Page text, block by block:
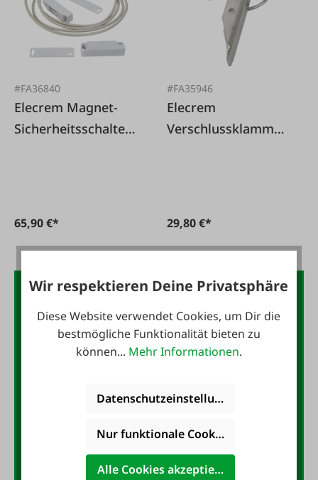
#FA36840
Elecrem Magnet-
Sicherheitsschalter
65,90 €*
#FA35946
Elecrem
Verschlussklammer
29,80 €*
Der FAIE-Newsletter:
10,- Gutschein
Jetzt für den FAIE-Newsletter
E-Mail-Adresse*
Wir respektieren Deine Privatsphäre
Diese Website verwendet Cookies, um Dir die
bestmögliche Funktionalität bieten zu
können... Mehr Informationen.
Datenschutzeinstellungen
Nur funktionale Cookies akzeptieren
Alle Cookies akzeptieren